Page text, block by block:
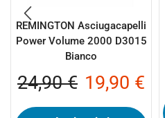
REMINGTON Asciugacapelli
Power Volume 2000 D3015
Bianco
24,90€ 19,90 €